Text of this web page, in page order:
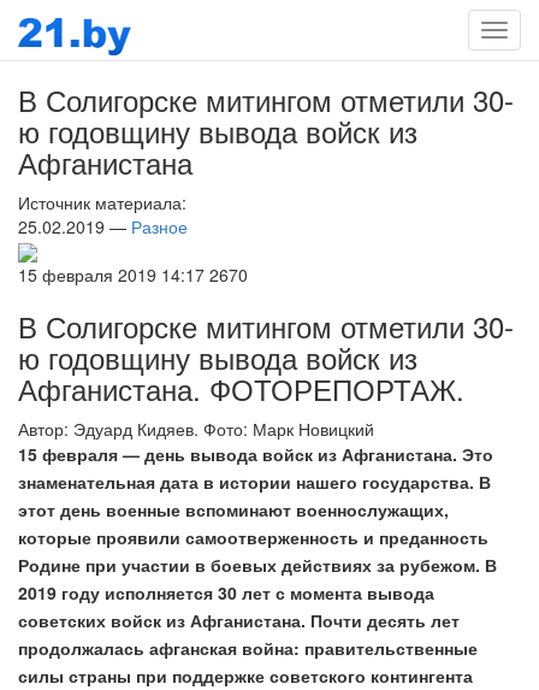
Меню
В Солигорске митингом отметили 30-
ю годовщину вывода войск из
Афганистана
Источник материала:
25.02.2019 — Разное
15 февраля 2019 14:17 2670
В Солигорске митингом отметили 30-
ю годовщину вывода войск из
Афганистана. ФОТОРЕПОРТАЖ.
Автор: Эдуард Кидяев. Фото: Марк Новицкий
15 февраля — день вывода войск из Афганистана. Это
знаменательная дата в истории нашего государства. В
этот день военные вспоминают военнослужащих,
которые проявили самоотверженность и преданность
Родине при участии в боевых действиях за рубежом. В
2019 году исполняется 30 лет с момента вывода
советских войск из Афганистана. Почти десять лет
продолжалась афганская война: правительственные
силы страны при поддержке советского контингента